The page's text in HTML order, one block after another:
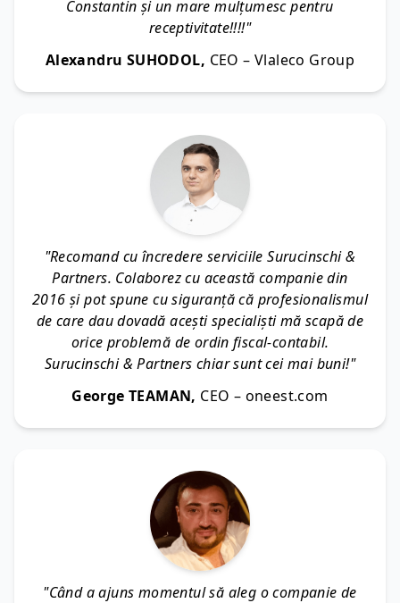
Constantin și un mare mulțumesc pentru
receptivitate!!!!"
Alexandru SUHODOL, CEO – Vlaleco Group
"Recomand cu încredere serviciile Surucinschi &
Partners. Colaborez cu această companie din
2016 și pot spune cu siguranță că profesionalismul
de care dau dovadă acești specialiști mă scapă de
orice problemă de ordin fiscal-contabil.
Surucinschi & Partners chiar sunt cei mai buni!"
George TEAMAN, CEO – oneest.com
"Când a ajuns momentul să aleg o companie de